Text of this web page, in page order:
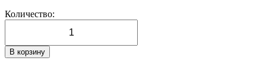
Количество:
В корзину